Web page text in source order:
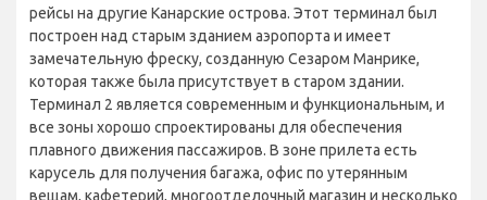
рейсы на другие Канарские острова. Этот терминал был
построен над старым зданием аэропорта и имеет
замечательную фреску, созданную Сезаром Манрике,
которая также была присутствует в старом здании.
Терминал 2 является современным и функциональным, и
все зоны хорошо спроектированы для обеспечения
плавного движения пассажиров. В зоне прилета есть
карусель для получения багажа, офис по утерянным
вещам, кафетерий, многоотделочный магазин и несколько